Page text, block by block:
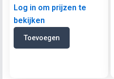
Log in om prijzen te
bekijken
Toevoegen